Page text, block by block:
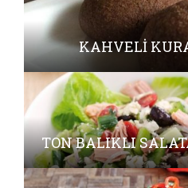
KAHVELI
TON BALIKLI